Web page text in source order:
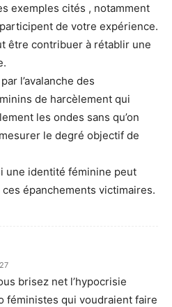
exemples cités , notamment
de votre expérience.
être contribuer à rétablir une
l’avalanche des
de harcèlement qui
les ondes sans qu’on
le degré objectif de
une identité féminine peut
ces épanchements victimaires.
brisez net l’hypocrisie
féministes qui voudraient faire